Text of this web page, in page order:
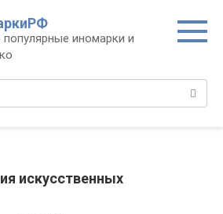
популярные иномарки и
искусственных